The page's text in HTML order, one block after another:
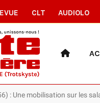
CLT AUDIOLO
: Une mobilisation sur les